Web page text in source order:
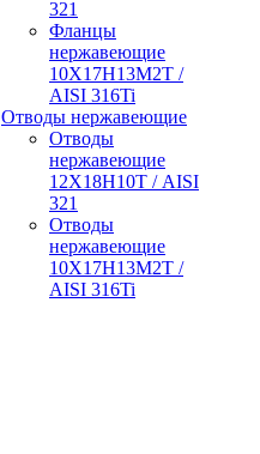
321
Фланцы
нержавеющие
10Х17Н13М2Т /
AISI 316Ti
Отводы нержавеющие
Отводы
нержавеющие
12Х18Н10Т / AISI
321
Отводы
нержавеющие
10Х17Н13М2Т /
AISI 316Ti